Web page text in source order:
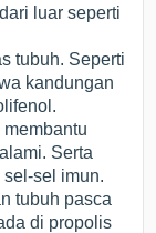
luar seperti
tubuh. Seperti
kandungan
Serta
sel imun.
tubuh pasca
di propolis